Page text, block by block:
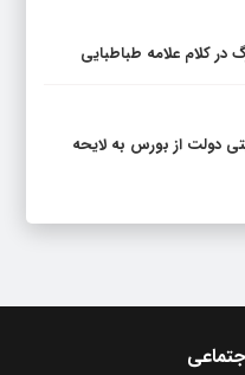
در کلام علامه طباطبایی
حمایتی دولت از بورس به لایحه